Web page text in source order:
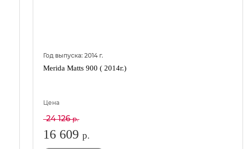
Год выпуска:2014 г.
Merida Matts 900 ( 2014г.)
Цена
24 126р.
16 609р.